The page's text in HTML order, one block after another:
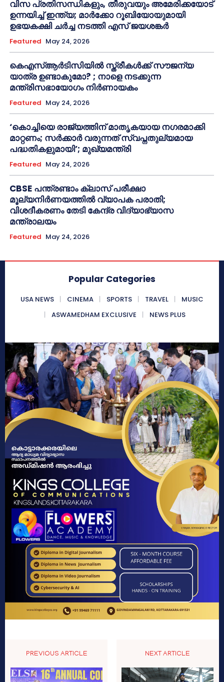
വിസ പ്രതിസന്ധികളും, തീരുവയും അമേരിക്കയോട്
ഉന്നയിച്ച് ഇന്ത്യ; മാർക്കോ റൂബിയോയുമായി
ഉഭയകക്ഷി ചർച്ച നടത്തി എസ് ജയശങ്കർ
Featured May 24, 2026
കെഎസ്ആർടിസിയിൽ സ്ത്രീകൾക്ക് സൗജന്യ
യാത്ര ഉണ്ടാകുമോ? ; നാളെ നടക്കുന്ന
മന്ത്രിസഭായോഗം നിർണായകം
Featured May 24, 2026
‘കൊച്ചിയെ രാജ്യത്തിന് മാതൃകയായ നഗരമാക്കി
മാറ്റണം; സർക്കാർ വരുന്നത് സ്വപ്നതുല്യമായ
പദ്ധതികളുമായി’; മുഖ്യമന്ത്രി
Featured May 24, 2026
CBSE പന്ത്രണ്ടാം ക്ലാസ് പരീക്ഷാ
മൂല്യനിർണയത്തിൽ വ്യാപക പരാതി;
വിശദീകരണം തേടി കേന്ദ്ര വിദ്യാഭ്യാസ
മന്ത്രാലയം
Featured May 24, 2026
Popular Categories
USA NEWS CINEMA SPORTS TRAVEL
MUSIC
ASWAMEDHAM EXCLUSIVE
NEWS PLUS
PREVIOUS ARTICLE NEXT ARTICLE